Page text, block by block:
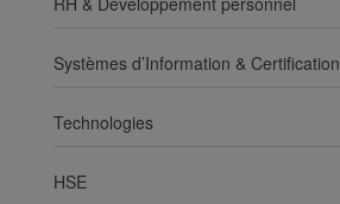
Systèmes d’Information & Certification
Technologies
HSE